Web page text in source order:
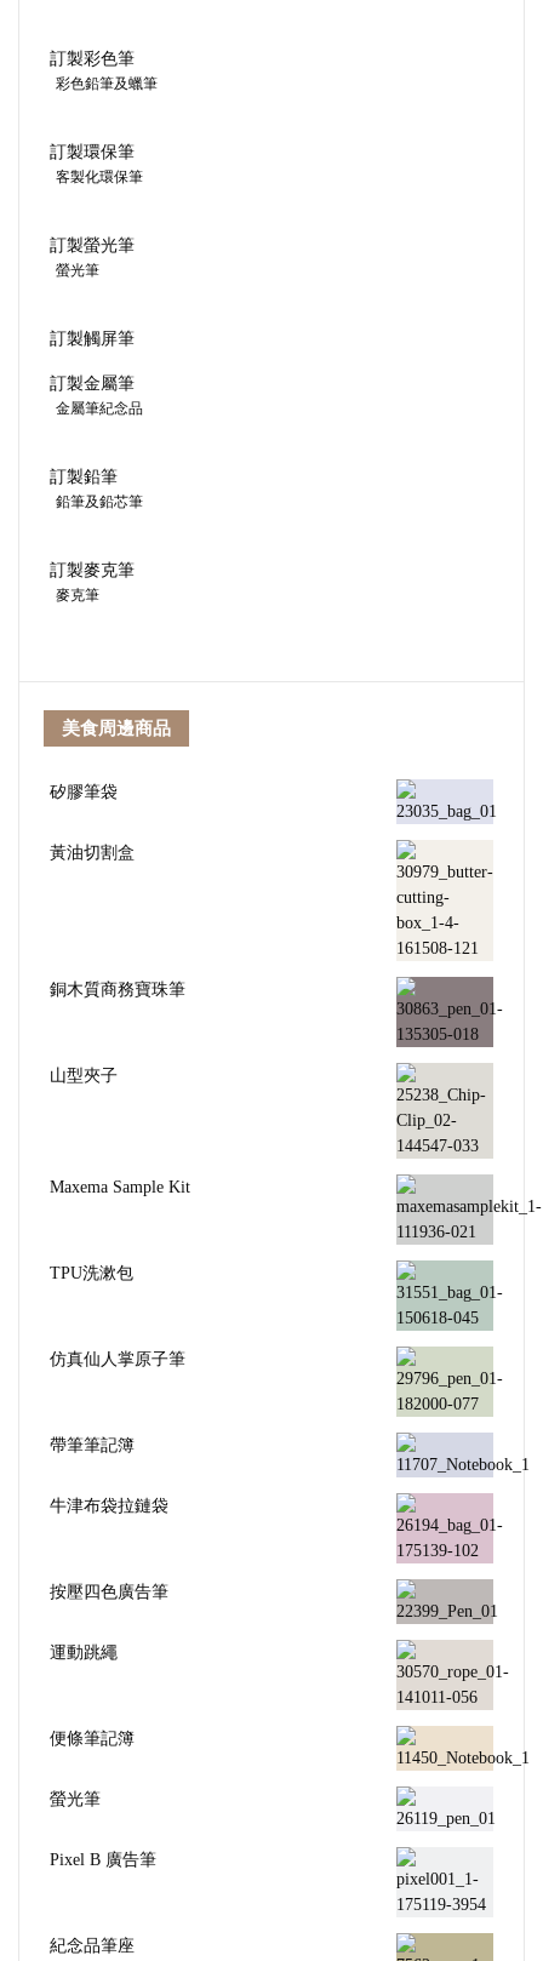
訂製彩色筆
彩色鉛筆及蠟筆
訂製環保筆
客製化環保筆
訂製螢光筆
螢光筆
訂製觸屏筆
訂製金屬筆
金屬筆紀念品
訂製鉛筆
鉛筆及鉛芯筆
訂製麥克筆
麥克筆
美食周邊商品
矽膠筆袋
黃油切割盒
銅木質商務寶珠筆
山型夾子
Maxema Sample Kit
TPU洗漱包
仿真仙人掌原子筆
帶筆筆記簿
牛津布袋拉鏈袋
按壓四色廣告筆
運動跳繩
便條筆記簿
螢光筆
Pixel B 廣告筆
紀念品筆座